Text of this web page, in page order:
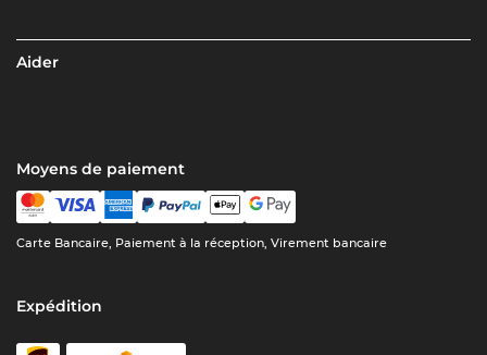
Aider
Moyens de paiement
Carte Bancaire, Paiement à la réception, Virement bancaire
Expédition